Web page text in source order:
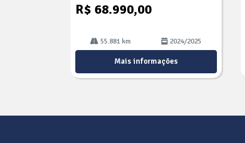
R$ 68.990,00
55.881 km 2024/2025
Mais informações